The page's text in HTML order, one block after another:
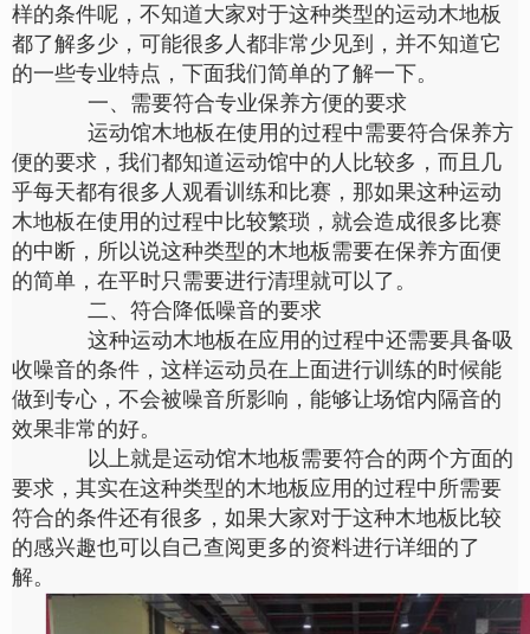
样的条件呢，不知道大家对于这种类型的运动木地板
都了解多少，可能很多人都非常少见到，并不知道它
的一些专业特点，下面我们简单的了解一下。
一、需要符合专业保养方便的要求
运动馆木地板在使用的过程中需要符合保养方
便的要求，我们都知道运动馆中的人比较多，而且几
乎每天都有很多人观看训练和比赛，那如果这种运动
木地板在使用的过程中比较繁琐，就会造成很多比赛
的中断，所以说这种类型的木地板需要在保养方面便
的简单，在平时只需要进行清理就可以了。
二、符合降低噪音的要求
这种运动木地板在应用的过程中还需要具备吸
收噪音的条件，这样运动员在上面进行训练的时候能
做到专心，不会被噪音所影响，能够让场馆内隔音的
效果非常的好。
以上就是运动馆木地板需要符合的两个方面的
要求，其实在这种类型的木地板应用的过程中所需要
符合的条件还有很多，如果大家对于这种木地板比较
的感兴趣也可以自己查阅更多的资料进行详细的了
解。